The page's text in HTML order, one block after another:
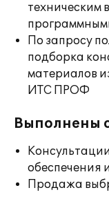
техническим
По запросу
подборка
материалов
ИТС ПРОФ
Выполнены
обеспечения
Продажа